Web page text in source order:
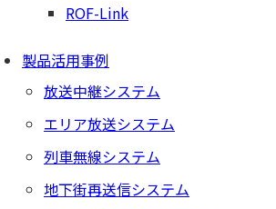
ROF-Link
製品活用事例
放送中継システム
エリア放送システム
列車無線システム
地下街再送信システム